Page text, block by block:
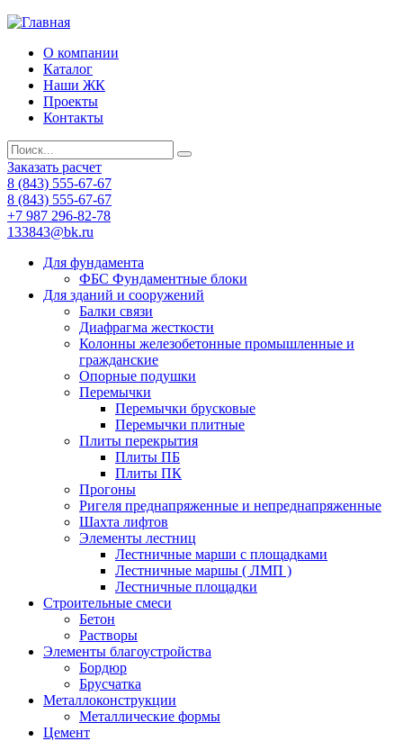
О компании
Каталог
Наши ЖК
Проекты
Контакты
Заказать расчет
8 (843) 555-67-67
8 (843) 555-67-67
+7 987 296-82-78
133843@bk.ru
Для фундамента
ФБС Фундаментные блоки
Для зданий и сооружений
Балки связи
Диафрагма жесткости
Колонны железобетонные промышленные и
гражданские
Опорные подушки
Перемычки
Перемычки брусковые
Перемычки плитные
Плиты перекрытия
Плиты ПБ
Плиты ПК
Прогоны
Ригеля преднапряженные и непреднапряженные
Шахта лифтов
Элементы лестниц
Лестничные марши с площадками
Лестничные маршы ( ЛМП )
Лестничные площадки
Строительные смеси
Бетон
Растворы
Элементы благоустройства
Бордюр
Брусчатка
Металлоконструкции
Металлические формы
Цемент